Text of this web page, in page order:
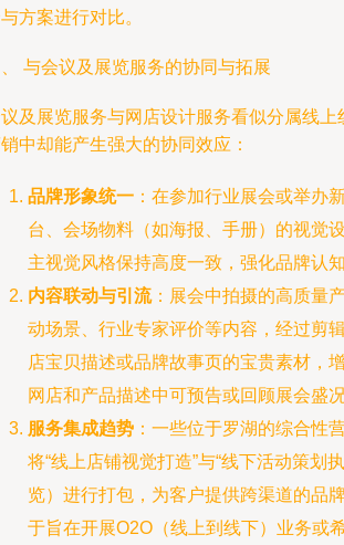
方案进行对比。
与会议及展览服务的协同与拓展
及展览服务与网店设计服务看似分属线上
中却能产生强大的协同效应：
品牌形象统一 ：在参加行业展会或举办
台、会场物料（如海报、手册）的视觉
主视觉风格保持高度一致，强化品牌认知
内容联动与引流：展会中拍摄的高质量
动场景、行业专家评价等内容，经过剪
店宝贝描述或品牌故事页的宝贵素材，
网店和产品描述中可预告或回顾展会盛
服务集成趋势 ：一些位于罗湖的综合性
将“线上店铺视觉打造”与“线下活动策划
览）进行打包，为客户提供跨渠道的品
于旨在开展O2O（线上到线下）业务或